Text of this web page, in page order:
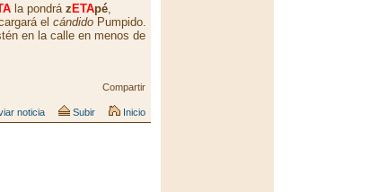
la pondrá z ETApé,
el cándido Pumpido.
en la calle en menos de
Compartir
noticia Subir Inicio